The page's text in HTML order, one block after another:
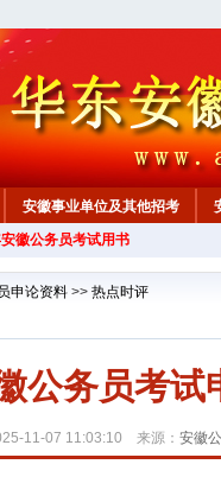
安徽事业单位及其他招考
徽公务员考试用书
申论资料 >> 热点时评
公务员考试
11-07 11:03:10 来源： 安徽